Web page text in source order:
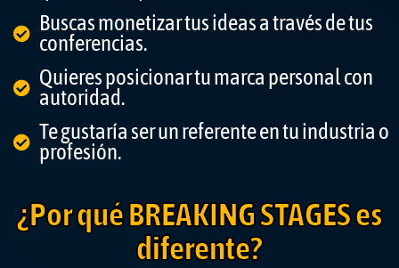
Buscas monetizar tus ideas a través de tus
conferencias.
Quieres posicionar tu marca personal con
autoridad.
Te gustaría ser un referente en tu industria o
profesión.
¿Por qué BREAKING STAGES es
diferente?